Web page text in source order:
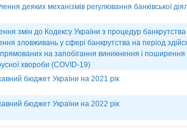
деяких механізмів регулювання банківської
змін до Кодексу України з процедур
зловживань у сфері банкрутства на період
на запобігання виникнення і поширення
хвороби (СОVІD-19)
бюджет України на 2021 рік
бюджет України на 2022 рік